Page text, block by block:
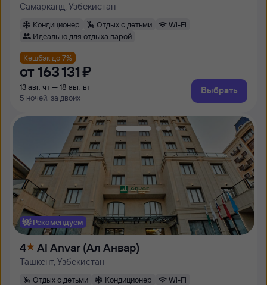
Самарканд, Узбекистан
Кондиционер Отдых с детьми
Wi-Fi
Идеально для отдыха парой
Кешбэк до 7%
от 163 ⁠131 ⁠₽
13 авг, чт — 18 авг, вт
5 ночей, за двоих
Выбрать
Рекомендуем
4 Al Anvar (Ал Анвар)
Ташкент, Узбекистан
Отдых с детьми Кондиционер
Wi-Fi